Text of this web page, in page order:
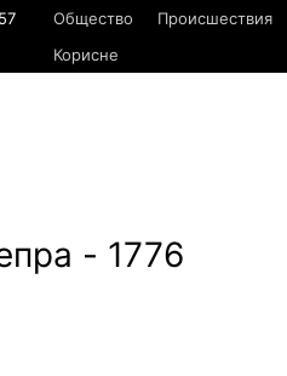
Общество Происшествия
Корисне
- 1776